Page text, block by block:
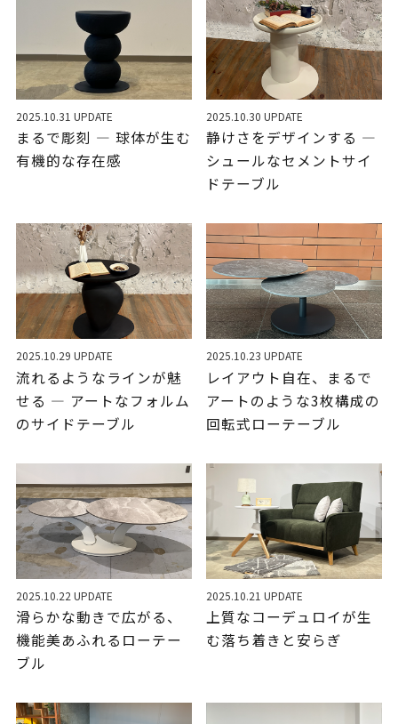
2025.10.31 UPDATE
まるで彫刻 ― 球体が生む
有機的な存在感
2025.10.30 UPDATE
静けさをデザインする ―
シュールなセメントサイ
ドテーブル
2025.10.29 UPDATE
流れるようなラインが魅
せる ― アートなフォルム
のサイドテーブル
2025.10.23 UPDATE
レイアウト自在、まるで
アートのような3枚構成の
回転式ローテーブル
2025.10.22 UPDATE
滑らかな動きで広がる、
機能美あふれるローテー
ブル
2025.10.21 UPDATE
上質なコーデュロイが生
む落ち着きと安らぎ